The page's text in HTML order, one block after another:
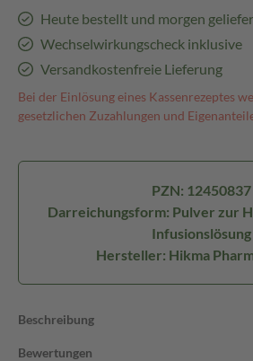
Heute bestellt und morgen
Wechselwirkungscheck inklusive
Versandkostenfreie Lieferung
Bei der Einlösung eines Kassenrezeptes
gesetzlichen Zuzahlungen und
PZN: 12450837
Darreichungsform: Pulver zur
Infusionslösung
Hersteller: Hikma
Beschreibung
Bewertungen